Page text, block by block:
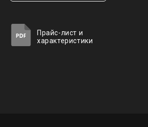
Прайс-лист и
характеристики